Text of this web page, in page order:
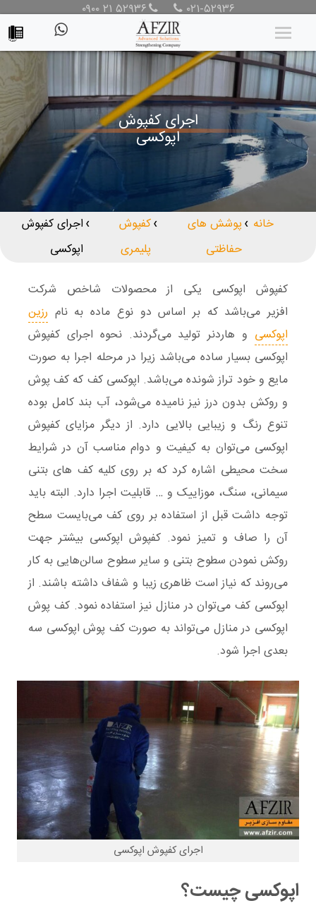
۰۲۱-۵۲۹۳۶ ۰۹۰۰ ۲۱ ۵۲۹۳۶
اجرای کفپوش
اپوکسی
خانه ❯ پوشش های
حفاظتی
❯ کفپوش
پلیمری
❯ اجرای کفپوش
اپوکسی
کفپوش اپوکسی یکی از محصولات شاخص شرکت
افزیر می‌باشد که بر اساس دو نوع ماده به نام رزین
اپوکسی و هاردنر تولید می‌گردند. نحوه اجرای کفپوش
اپوکسی بسیار ساده می‌باشد زیرا در مرحله اجرا به صورت
مایع و خود تراز شونده می‌باشد. اپوکسی کف که کف پوش
و روکش بدون درز نیز نامیده می‌شود، آب بند کامل بوده
تنوع رنگ و زیبایی بالایی دارد. از دیگر مزایای کفپوش
اپوکسی می‌توان به کیفیت و دوام مناسب آن در شرایط
سخت محیطی اشاره کرد که بر روی کلیه کف های بتنی
سیمانی، سنگ، موزاییک و … قابلیت اجرا دارد. البته باید
توجه داشت قبل از استفاده بر روی کف می‌بایست سطح
آن را صاف و تمیز نمود. کفپوش اپوکسی بیشتر جهت
روکش نمودن سطوح بتنی و سایر سطوح سالن‌هایی به کار
می‌روند که نیاز است ظاهری زیبا و شفاف داشته باشند. از
اپوکسی کف می‌توان در منازل نیز استفاده نمود. کف پوش
اپوکسی در منازل می‌تواند به صورت کف پوش اپوکسی سه
بعدی اجرا شود.
اجرای کفپوش اپوکسی
اپوکسی چیست؟